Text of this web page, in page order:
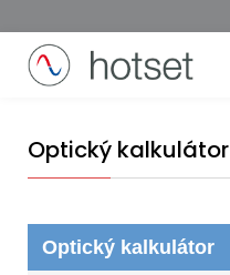
Optický kalkulátor